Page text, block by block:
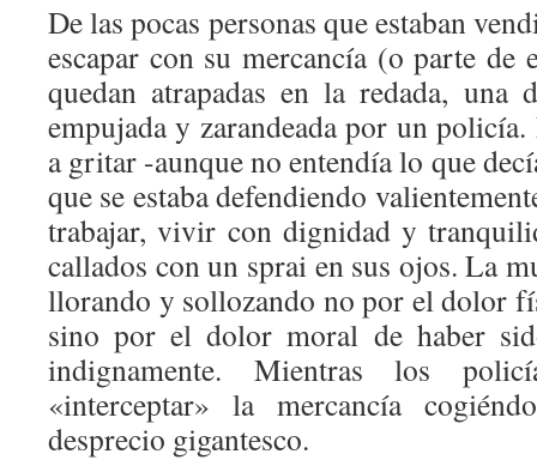
De las pocas personas que estaban
escapar con su mercancía (o parte
quedan atrapadas en la redada, una
empujada y zarandeada por un
a gritar -aunque no entendía lo que
que se estaba defendiendo
trabajar, vivir con dignidad y
callados con un sprai en sus ojos. La
llorando y sollozando no por el dolor
sino por el dolor moral de haber
indignamente. Mientras los
«interceptar» la mercancía
desprecio gigantesco.